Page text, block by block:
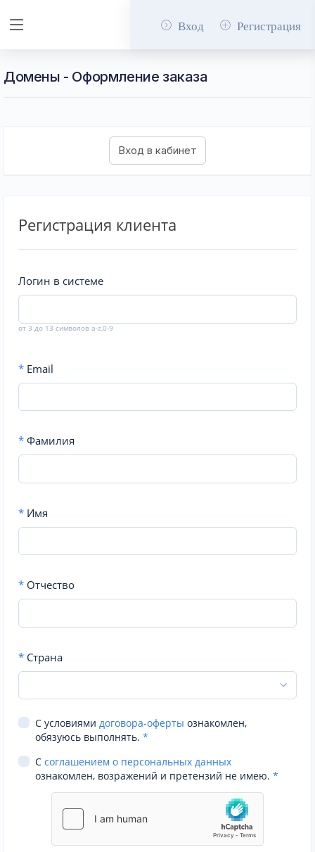
Вход Регистрация
Домены - Оформление заказа
Регистрация клиента
Логин в системе
от 3 до 13 символов a-z,0-9
* Email
* Фамилия
* Имя
* Отчество
* Страна
С условиями договора-оферты ознакомлен,
обязуюсь выполнять. *
С соглашением о персональных данных
ознакомлен, возражений и претензий не имею. *